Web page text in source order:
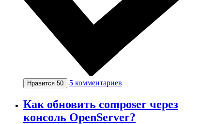
Нравится 50 5 комментариев
Как обновить composer через
консоль OpenServer?